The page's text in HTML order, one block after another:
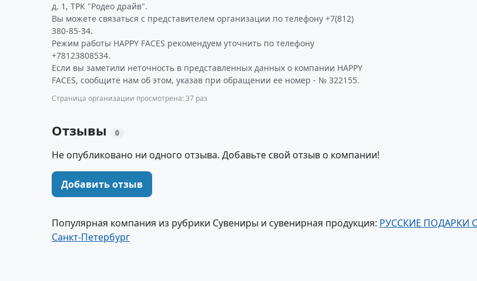
д. 1, ТРК "Родео драйв".
Вы можете связаться с представителем организации по телефону +7(812)
380-85-34.
Режим работы HAPPY FACES рекомендуем уточнить по телефону
+78123808534.
Если вы заметили неточность в представленных данных о компании HAPPY
FACES, сообщите нам об этом, указав при обращении ее номер - № 322155.
Страница организации просмотрена: 37 раз
Отзывы 0
Не опубликовано ни одного отзыва. Добавьте свой отзыв о компании!
Добавить отзыв
Популярная компания из рубрики Сувениры и сувенирная продукция: РУССКИЕ ПОДАРКИ
Санкт-Петербург